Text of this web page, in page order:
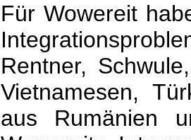
Für Wowereit
Rentner,
Vietnamesen,
aus Rumänien